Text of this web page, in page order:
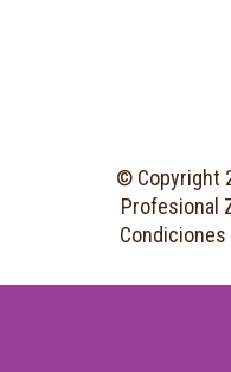
© Copyright
Profesional
Condiciones